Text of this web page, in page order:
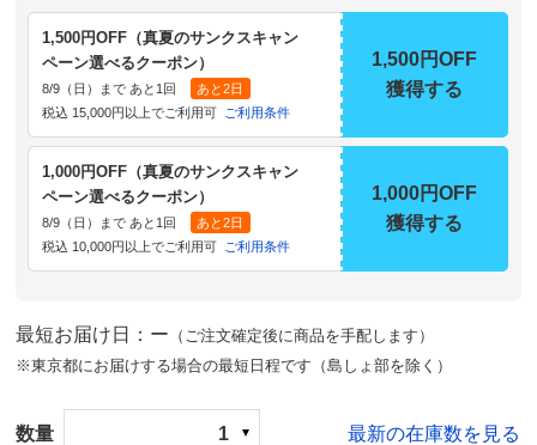
1,500円OFF（真夏のサンクスキャン
ペーン選べるクーポン）
8/9（日）まで あと1回
あと2日
税込 15,000円以上でご利用可 ご利用条件
1,500円OFF
獲得する
1,000円OFF（真夏のサンクスキャン
ペーン選べるクーポン）
8/9（日）まで あと1回
あと2日
税込 10,000円以上でご利用可 ご利用条件
1,000円OFF
獲得する
最短お届け日：ー （ご注文確定後に商品を手配します）
※東京都にお届けする場合の最短日程です（島しょ部を除く）
数量 1 最新の在庫数を見る